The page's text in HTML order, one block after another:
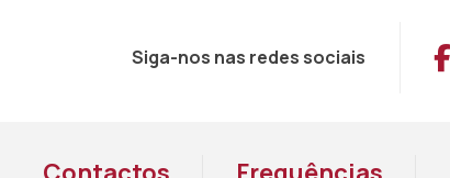
Siga-nos nas redes sociais